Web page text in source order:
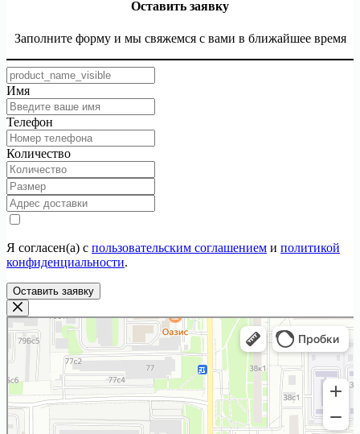
Оставить заявку
Заполните форму и мы свяжемся с вами в ближайшее время
Имя
Телефон
Количество
Я согласен(а) с пользовательским соглашением и политикой
конфиденциальности.
Оставить заявку
ТекстилИта
Текстильная компания в Москве
Магазин постельных принадлежностей в Москве